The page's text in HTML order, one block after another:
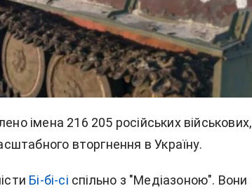
імена 216 205 російських військових,
вторгнення в Україну.
Бі-бі-сі спільно з "Медіазоною". Вони